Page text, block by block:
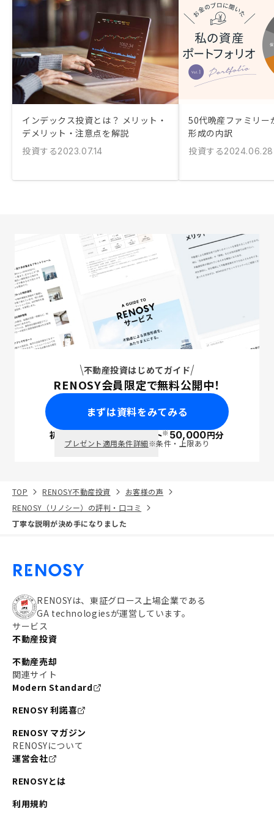
インデックス投資とは？ メリット・
デメリット・注意点を解説
投資する2023.07.14
50代晩産ファミリー
形成の内訳
投資する2024.06.28
不動産投資はじめてガイド
RENOSY会員限定で無料公開中！
まずは資料をみてみる
初回面談で ポイント※50,000円分
プレゼント適用条件詳細※条件・上限あり
TOP RENOSY不動産投資
お客様の声
RENOSY（リノシー）の評判・口コミ
丁寧な説明が決め手になりました
RENOSYは、東証グロース上場企業である
GA technologiesが運営しています。
サービス
不動産投資
不動産売却
関連サイト
Modern Standard
RENOSY 利諾喜
RENOSY マガジン
RENOSYについて
運営会社
RENOSYとは
利用規約